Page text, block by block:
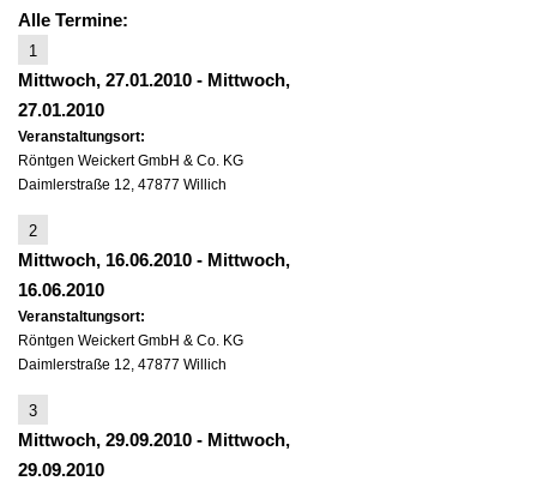
Alle Termine:
1
Mittwoch, 27.01.2010 - Mittwoch,
27.01.2010
Veranstaltungsort:
Röntgen Weickert GmbH & Co. KG
Daimlerstraße 12, 47877 Willich
2
Mittwoch, 16.06.2010 - Mittwoch,
16.06.2010
Veranstaltungsort:
Röntgen Weickert GmbH & Co. KG
Daimlerstraße 12, 47877 Willich
3
Mittwoch, 29.09.2010 - Mittwoch,
29.09.2010